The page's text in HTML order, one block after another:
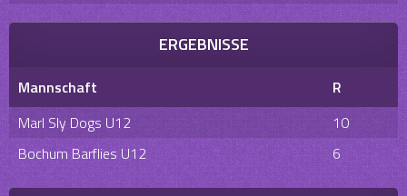
ERGEBNISSE
Mannschaft
R
Marl Sly Dogs U12
10
Bochum Barflies U12
6